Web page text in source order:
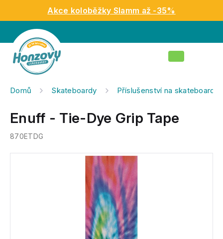
obsah
Akce koloběžky Slamm až -35%
Nákupní
Domů Skateboardy Příslušenství na skateboardy
Enuff - Tie-Dye Grip Tape
870ETDG